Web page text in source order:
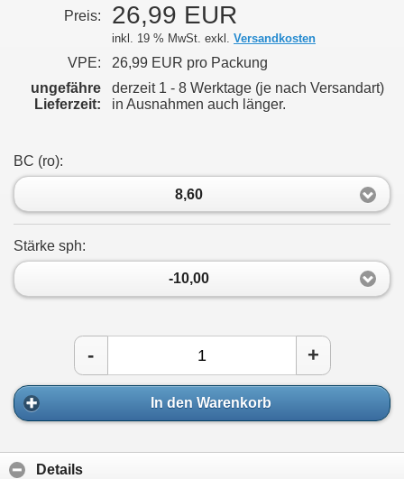
Preis: 26,99 EUR
inkl. 19 % MwSt. exkl. Versandkosten
VPE:
26,99 EUR pro Packung
ungefähre
Lieferzeit:
derzeit 1 - 8 Werktage (je nach Versandart)
in Ausnahmen auch länger.
BC (rο):
8,60
Stärke sph:
-10,00
- +
In den Warenkorb
Details